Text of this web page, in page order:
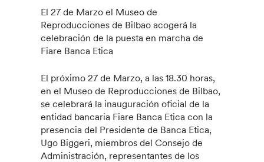
El 27 de Marzo el Museo de
Reproducciones de Bilbao acogerá la
celebración de la puesta en marcha de
Fiare Banca Etica
El próximo 27 de Marzo, a las 18.30 horas,
en el Museo de Reproducciones de Bilbao,
se celebrará la inauguración oficial de la
entidad bancaria Fiare Banca Etica con la
presencia del Presidente de Banca Etica,
Ugo Biggeri, miembros del Consejo de
Administración, representantes de los